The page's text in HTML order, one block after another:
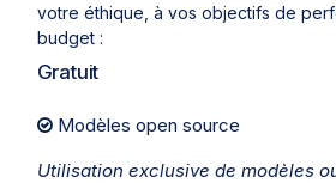
votre éthique, à vos objectifs de
budget :
Gratuit
Modèles open source
Utilisation exclusive de modèles